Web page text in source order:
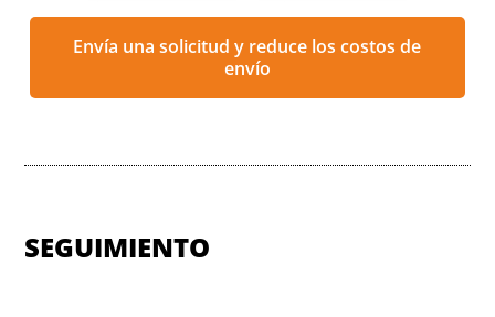
Envía una solicitud y reduce los costos de
envío
SEGUIMIENTO